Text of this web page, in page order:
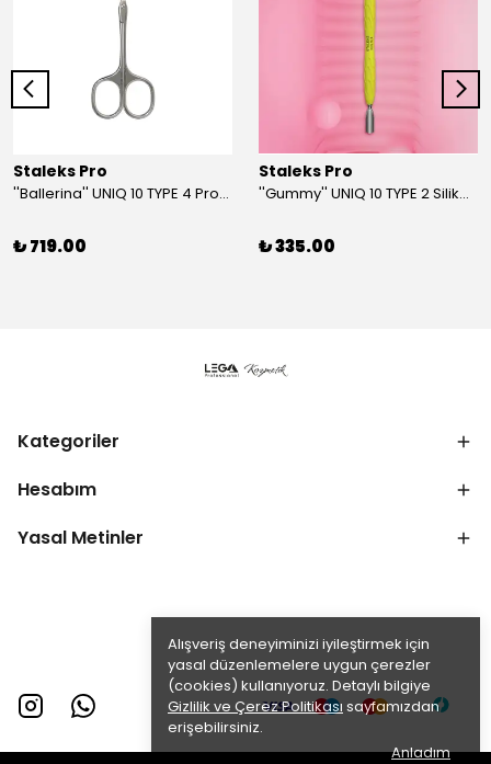
Alışveriş deneyiminizi iyileştirmek için
yasal düzenlemelere uygun çerezler
(cookies) kullanıyoruz. Detaylı bilgiye
Gizlilik ve Çerez Politikası sayfamızdan
erişebilirsiniz.
Anladım
Staleks Pro
''Ballerina'' UNIQ 10 TYPE 4 Profesyonel Tırnak Eti Makası
₺ 719.00
Staleks Pro
''Gummy'' UNIQ 10 TYPE 2 Silikon Saplı Tırnak Eti İtici (Dar Yuvarlak + Yamuk İtici)
₺ 335.00
Kategoriler
Hesabım
Yasal Metinler